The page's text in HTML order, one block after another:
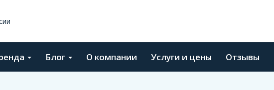
Блог О компании Услуги и цены Отзывы